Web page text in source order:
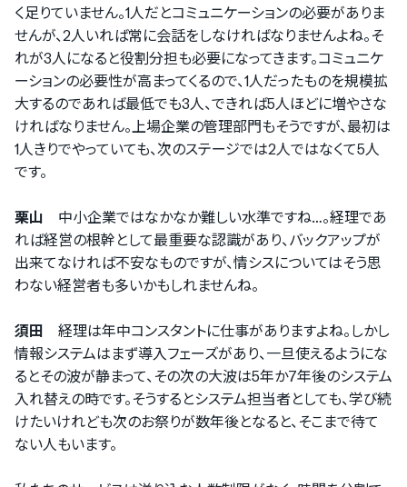
く足りていません。1人だとコミュニケーションの必要がありま
せんが、2人いれば常に会話をしなければなりませんよね。そ
れが3人になると役割分担も必要になってきます。コミュニケ
ーションの必要性が高まってくるので、1人だったものを規模拡
大するのであれば最低でも3人、できれば5人ほどに増やさな
ければなりません。上場企業の管理部門もそうですが、最初は
1人きりでやっていても、次のステージでは2人ではなくて5人
です。
栗山 中小企業ではなかなか難しい水準ですね…。経理であ
れば経営の根幹として最重要な認識があり、バックアップが
出来てなければ不安なものですが、情シスについてはそう思
わない経営者も多いかもしれませんね。
須田 経理は年中コンスタントに仕事がありますよね。しかし
情報システムはまず導入フェーズがあり、一旦使えるようにな
るとその波が静まって、その次の大波は5年か7年後のシステム
入れ替えの時です。そうするとシステム担当者としても、学び続
けたいけれども次のお祭りが数年後となると、そこまで待て
ない人もいます。